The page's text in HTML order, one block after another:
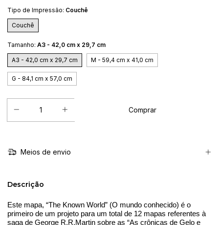
Tipo de Impressão: Couchê
Couchê
Tamanho: A3 - 42,0 cm x 29,7 cm
A3 - 42,0 cm x 29,7 cm M - 59,4 cm x 41,0 cm
G - 84,1 cm x 57,0 cm
Meios de envio
Descrição
Este mapa, “The Known World” (O mundo conhecido) é o
primeiro de um projeto para um total de 12 mapas referentes à
saga de George R.R.Martin sobre as “As crônicas de Gelo e